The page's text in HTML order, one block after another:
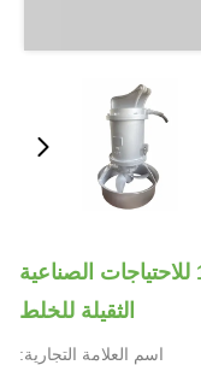
خلاط تحت الماء بطول كابل 10m للاحتياجات الصناعية
الثقيلة للخلط
اسم العلامة التجارية: